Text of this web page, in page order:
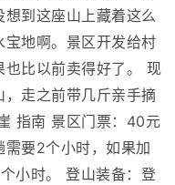
到这座山上藏着这么
地啊。景区开发给村
也比以前卖得好了。 现
走之前带几斤亲手摘
指南 景区门票：40元
要2个小时，如果加
小时。 登山装备：登